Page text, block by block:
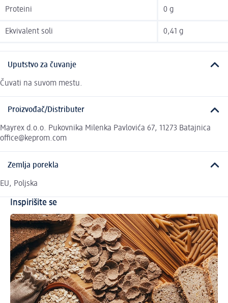
Proteini 0 g
Ekvivalent soli 0,41 g
Uputstvo za čuvanje
Čuvati na suvom mestu.
Proizvođač/Distributer
Mayrex d.o.o. Pukovnika Milenka Pavlovića 67, 11273 Batajnica
office@keprom.com
Zemlja porekla
EU, Poljska
Inspirišite se